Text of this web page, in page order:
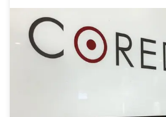
do